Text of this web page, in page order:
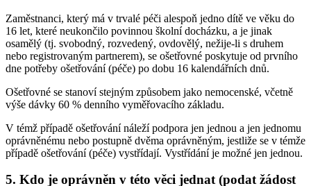
Zaměstnanci, který má v trvalé péči alespoň jedno dítě ve věku do
16 let, které neukončilo povinnou školní docházku, a je jinak
osamělý (tj. svobodný, rozvedený, ovdovělý, nežije-li s druhem
nebo registrovaným partnerem), se ošetřovné poskytuje od prvního
dne potřeby ošetřování (péče) po dobu 16 kalendářních dnů.
Ošetřovné se stanoví stejným způsobem jako nemocenské, včetně
výše dávky 60 % denního vyměřovacího základu.
V témž případě ošetřování náleží podpora jen jednou a jen jednomu
oprávněnému nebo postupně dvěma oprávněným, jestliže se v témže
případě ošetřování (péče) vystřídají. Vystřídání je možné jen jednou.
5. Kdo je oprávněn v této věci jednat (podat žádost